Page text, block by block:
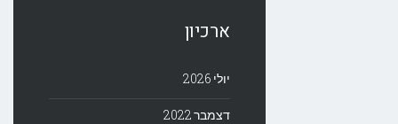
ארכיון
יולי 2026
דצמבר 2022